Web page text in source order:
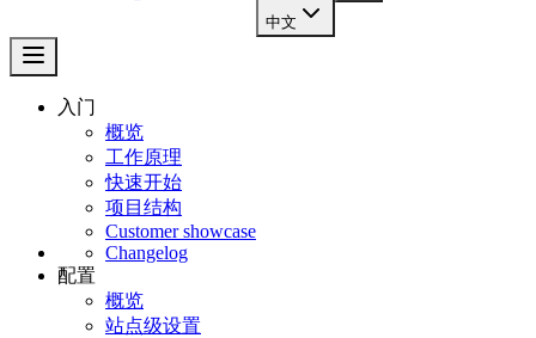
中文
入门
概览
工作原理
快速开始
项目结构
Customer showcase
Changelog
配置
概览
站点级设置